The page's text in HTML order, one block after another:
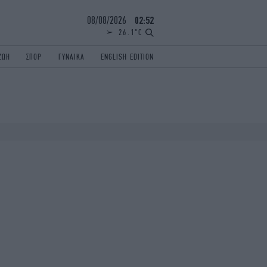
08/08/2026 02:52
26.1°C
ΣΠΟΡ ΓΥΝΑΙΚΑ ENGLISH EDITION